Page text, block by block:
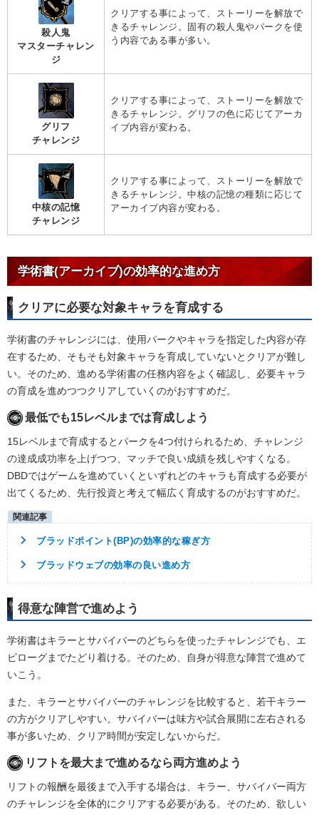
殺人鬼
マスターチャレン
ジ
クリアする事によって、ストーリーを解放で
きるチャレンジ。固有の殺人鬼やパークを使
う内容である事が多い。
グリフ
チャレンジ
クリアする事によって、ストーリーを解放で
きるチャレンジ。グリフの色に応じてアーカ
イブ内容が変わる。
中核の記憶
チャレンジ
クリアする事によって、ストーリーを解放で
きるチャレンジ。中核の記憶の種類に応じて
アーカイブ内容が変わる。
学術書(アーカイブ)の効率的な進め方
クリアに必要な対象キャラを育成する
学術書のチャレンジには、使用パークやキャラを指定した内容が存
在するため、そもそも対象キャラを育成していないとクリアが難し
い。そのため、進める学術書の任務内容をよく確認し、必要キャラ
の育成を進めつつクリアしていくのがおすすめだ。
最低でも15レベルまでは育成しよう
15レベルまで育成するとパークを4つ付けられるため、チャレンジ
の達成成功率を上げつつ、マッチで良い成績を残しやすくなる。
DBDではゲームを進めていくといずれどのキャラも育成する必要が
出てくるため、先行投資と考えて幅広く育成するのがおすすめだ。
ブラッドポイント(BP)の効率的な稼ぎ方
ブラッドウェブの効率の良い進め方
得意な陣営で進めよう
学術書はキラーとサバイバーのどちらを使ったチャレンジでも、エ
ピローグまでたどり着ける。そのため、自身が得意な陣営で進めて
いこう。
また、キラーとサバイバーのチャレンジを比較すると、若干キラー
の方がクリアしやすい。サバイバーは味方や試合展開に左右される
事が多いため、クリア時間が安定しないからだ。
リフトを最大まで進めるなら両方進めよう
リフトの報酬を最後まで入手する場合は、キラー、サバイバー両方
のチャレンジを全体的にクリアする必要がある。そのため、欲しい